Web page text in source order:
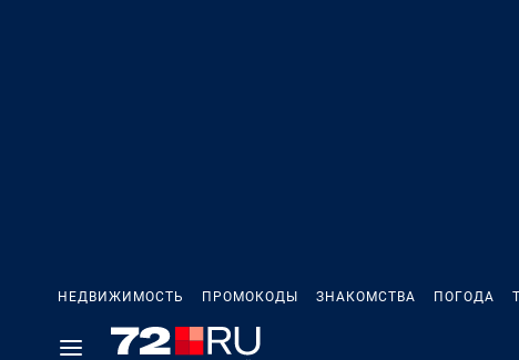
НЕДВИЖИМОСТЬ ПРОМОКОДЫ ЗНАКОМСТВА ПОГОДА